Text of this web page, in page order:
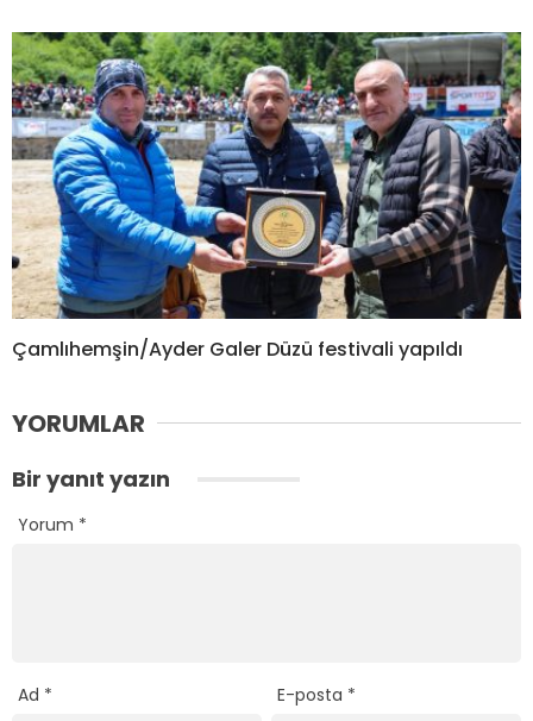
Çamlıhemşin/Ayder Galer Düzü festivali yapıldı
YORUMLAR
Bir yanıt yazın
Yorum *
Ad * E-posta *